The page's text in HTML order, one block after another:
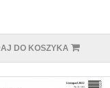
DO KOSZYKA